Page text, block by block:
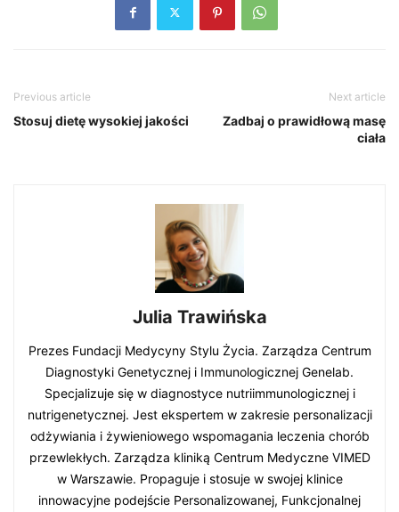
Previous article
Stosuj dietę wysokiej jakości
Next article
Zadbaj o prawidłową masę
ciała
Julia Trawińska
Prezes Fundacji Medycyny Stylu Życia. Zarządza Centrum
Diagnostyki Genetycznej i Immunologicznej Genelab.
Specjalizuje się w diagnostyce nutriimmunologicznej i
nutrigenetycznej. Jest ekspertem w zakresie personalizacji
odżywiania i żywieniowego wspomagania leczenia chorób
przewlekłych. Zarządza kliniką Centrum Medyczne VIMED
w Warszawie. Propaguje i stosuje w swojej klinice
innowacyjne podejście Personalizowanej, Funkcjonalnej